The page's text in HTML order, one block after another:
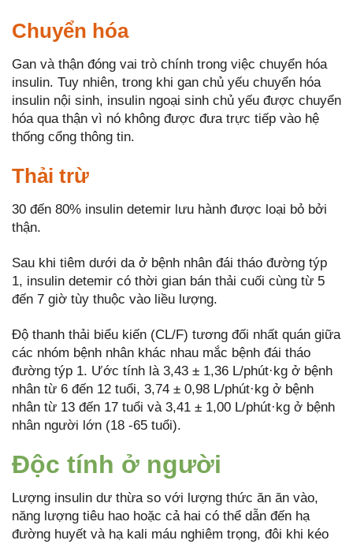
Chuyển hóa
Gan và thận đóng vai trò chính trong việc chuyển hóa
insulin. Tuy nhiên, trong khi gan chủ yếu chuyển hóa
insulin nội sinh, insulin ngoại sinh chủ yếu được chuyển
hóa qua thận vì nó không được đưa trực tiếp vào hệ
thống cổng thông tin.
Thải trừ
30 đến 80% insulin detemir lưu hành được loại bỏ bởi
thận.
Sau khi tiêm dưới da ở bệnh nhân đái tháo đường týp
1, insulin detemir có thời gian bán thải cuối cùng từ 5
đến 7 giờ tùy thuộc vào liều lượng.
Độ thanh thải biểu kiến (CL/F) tương đối nhất quán giữa
các nhóm bệnh nhân khác nhau mắc bệnh đái tháo
đường týp 1. Ước tính là 3,43 ± 1,36 L/phút·kg ở bệnh
nhân từ 6 đến 12 tuổi, 3,74 ± 0,98 L/phút·kg ở bệnh
nhân từ 13 đến 17 tuổi và 3,41 ± 1,00 L/phút·kg ở bệnh
nhân người lớn (18 -65 tuổi).
Độc tính ở người
Lượng insulin dư thừa so với lượng thức ăn ăn vào,
năng lượng tiêu hao hoặc cả hai có thể dẫn đến hạ
đường huyết và hạ kali máu nghiêm trọng, đôi khi kéo